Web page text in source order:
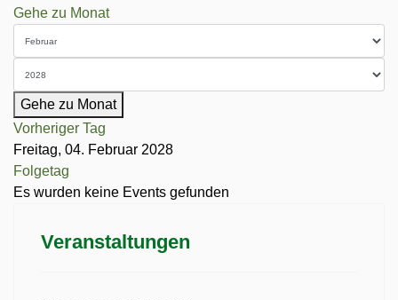
Gehe zu Monat
Gehe zu Monat
Vorheriger Tag
Freitag, 04. Februar 2028
Folgetag
Es wurden keine Events gefunden
Veranstaltungen